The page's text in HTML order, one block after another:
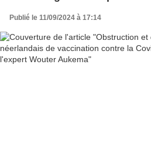
Publié le 11/09/2024 à 17:14